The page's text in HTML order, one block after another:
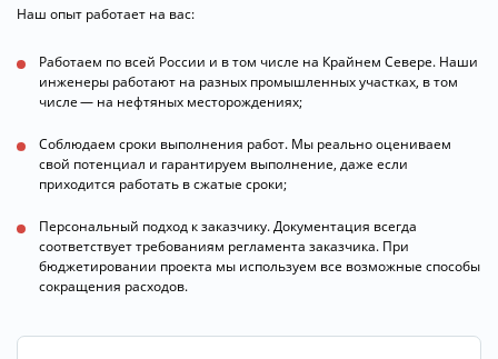
Наш опыт работает на вас:
Работаем по всей России и в том числе на Крайнем Севере. Наши
инженеры работают на разных промышленных участках, в том
числе — на нефтяных месторождениях;
Соблюдаем сроки выполнения работ. Мы реально оцениваем
свой потенциал и гарантируем выполнение, даже если
приходится работать в сжатые сроки;
Персональный подход к заказчику. Документация всегда
соответствует требованиям регламента заказчика. При
бюджетировании проекта мы используем все возможные способы
сокращения расходов.